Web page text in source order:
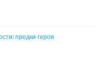
предки-герои